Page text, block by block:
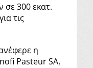
σε 300 εκατ.
τις
η
Pasteur SA,